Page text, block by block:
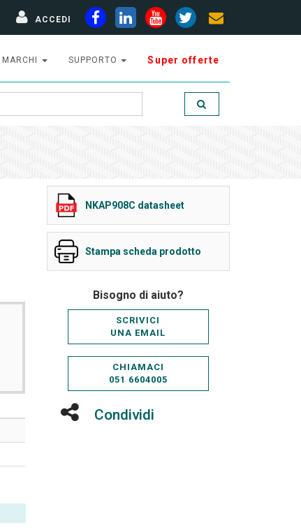
ACCEDI
MARCHI SUPPORTO Super offerte
NKAP908C datasheet
Stampa scheda prodotto
Bisogno di aiuto?
SCRIVICI
UNA EMAIL
CHIAMACI
051 6604005
Condividi